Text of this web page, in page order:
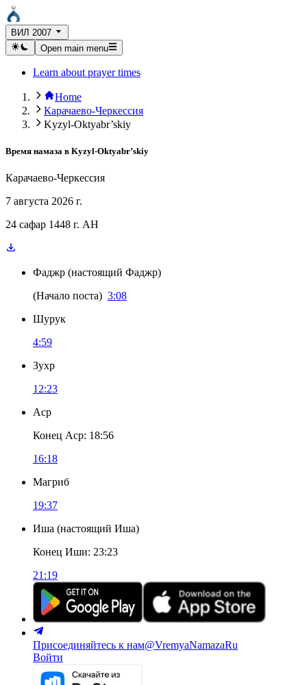
ВИЛ 2007
Open main menu
Learn about prayer times
Home
Карачаево-Черкессия
Kyzyl-Oktyabr’skiy
Время намаза в Kyzyl-Oktyabr’skiy
Карачаево-Черкессия
7 августа 2026 г.
24 сафар 1448 г. AH
Фаджр (настоящий Фаджр)
(Начало поста) 3:08
Шурук
4:59
Зухр
12:23
Аср
Конец Аср: 18:56
16:18
Магриб
19:37
Иша (настоящий Иша)
Конец Иши: 23:23
21:19
Присоединяйтесь к нам@VremyaNamazaRu
Войти